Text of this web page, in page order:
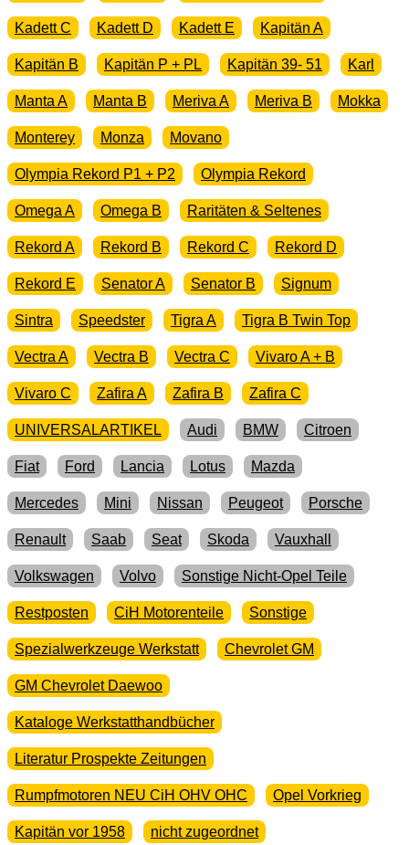
Kadett C Kadett D Kadett E Kapitän A
Kapitän B Kapitän P + PL Kapitän 39- 51 Karl
Manta A Manta B Meriva A Meriva B Mokka
Monterey Monza Movano
Olympia Rekord P1 + P2 Olympia Rekord
Omega A Omega B Raritäten & Seltenes
Rekord A Rekord B Rekord C Rekord D
Rekord E Senator A Senator B Signum
Sintra Speedster Tigra A Tigra B Twin Top
Vectra A Vectra B Vectra C Vivaro A + B
Vivaro C Zafira A Zafira B Zafira C
UNIVERSALARTIKEL Audi BMW Citroen
Fiat Ford Lancia Lotus Mazda
Mercedes Mini Nissan Peugeot Porsche
Renault Saab Seat Skoda Vauxhall
Volkswagen Volvo Sonstige Nicht-Opel Teile
Restposten CiH Motorenteile Sonstige
Spezialwerkzeuge Werkstatt Chevrolet GM
GM Chevrolet Daewoo
Kataloge Werkstatthandbücher
Literatur Prospekte Zeitungen
Rumpfmotoren NEU CiH OHV OHC Opel Vorkrieg
Kapitän vor 1958 nicht zugeordnet